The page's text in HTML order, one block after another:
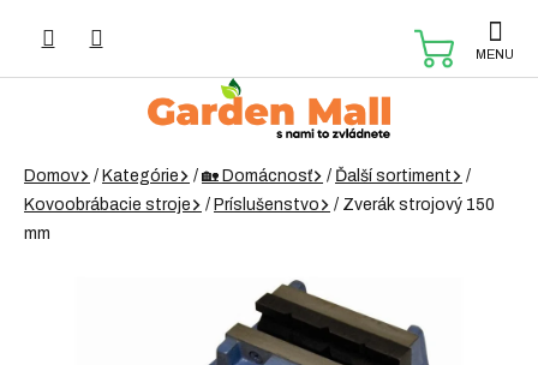
Domov / Kategórie / 🏡 Domácnosť / Ďalší sortiment
/
Kovoobrábacie stroje
/ Príslušenstvo / Zverák strojový 150
mm